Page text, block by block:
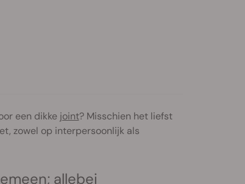
een dikke joint? Misschien het liefst
zowel op interpersoonlijk als
allebei